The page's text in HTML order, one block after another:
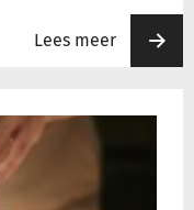
Lees meer